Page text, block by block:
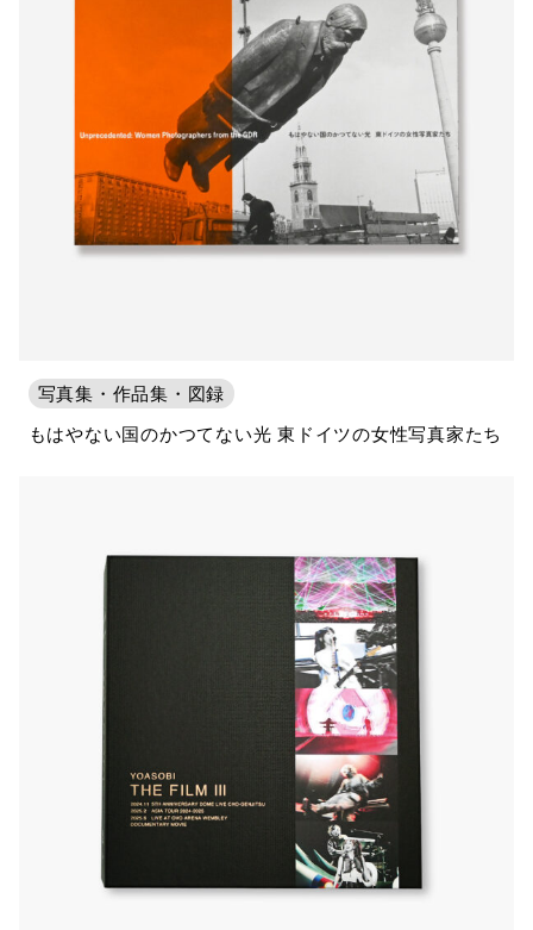
写真集・作品集・図録
もはやない国のかつてない光 東ドイツの女性写真家たち